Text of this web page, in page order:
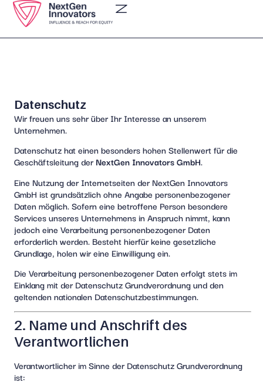
Datenschutz
Wir freuen uns sehr über Ihr Interesse an unserem
Unternehmen.
Datenschutz hat einen besonders hohen Stellenwert für die
Geschäftsleitung der NextGen Innovators GmbH.
Eine Nutzung der Internetseiten der NextGen Innovators
GmbH ist grundsätzlich ohne Angabe personenbezogener
Daten möglich. Sofern eine betroffene Person besondere
Services unseres Unternehmens in Anspruch nimmt, kann
jedoch eine Verarbeitung personenbezogener Daten
erforderlich werden. Besteht hierfür keine gesetzliche
Grundlage, holen wir eine Einwilligung ein.
Die Verarbeitung personenbezogener Daten erfolgt stets im
Einklang mit der Datenschutz Grundverordnung und den
geltenden nationalen Datenschutzbestimmungen.
2. Name und Anschrift des
Verantwortlichen
Verantwortlicher im Sinne der Datenschutz Grundverordnung
ist: